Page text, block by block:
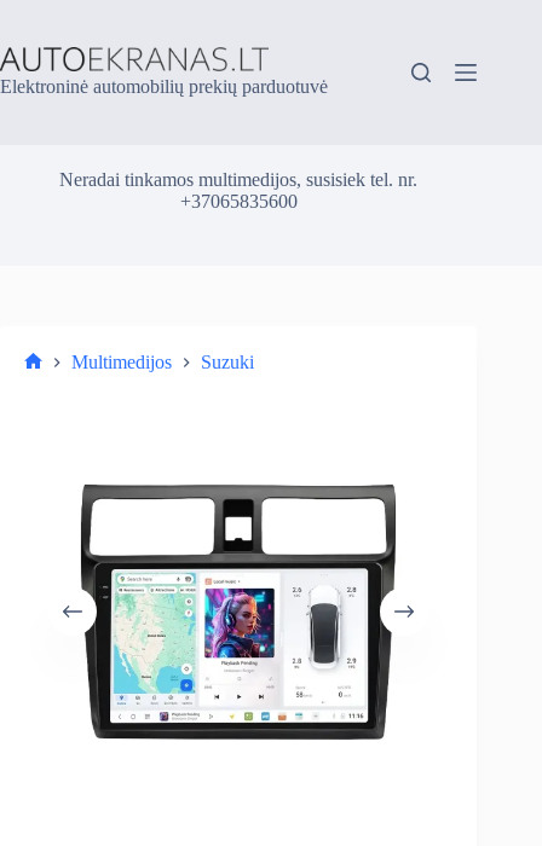
content
Elektroninė automobilių prekių parduotuvė
Neradai tinkamos multimedijos, susisiek tel. nr.
+37065835600
Multimedijos Suzuki